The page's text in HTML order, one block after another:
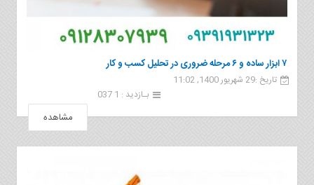
۷ ابزار ساده و ۶ مرحله ضروری در تحلیل کسب و کار
تاریخ :29 شهریور 1400, 11:02
بـازدید : 1 037
مشاهده